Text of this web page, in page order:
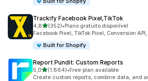
Trackify Facebook Pixel,TikTok
4,8de 5 estrelas
(352)
352 total de avaliações
•Plano gratuito disponível
Facebook Pixel, TikTok Pixel, Conversion
Built for Shopify
Report Pundit: Custom Reports
5,0de 5 estrelas
(1.864)
1864 total de avaliações
•Free plan available
Create custom reports, combine data, and